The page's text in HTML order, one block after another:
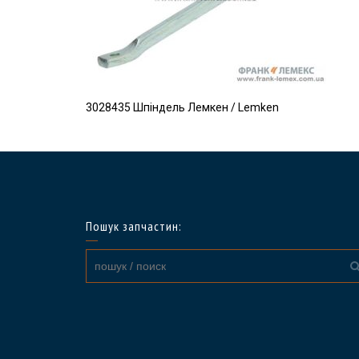
3028435 Шпіндель Лемкен / Lemken
Пошук запчастин: